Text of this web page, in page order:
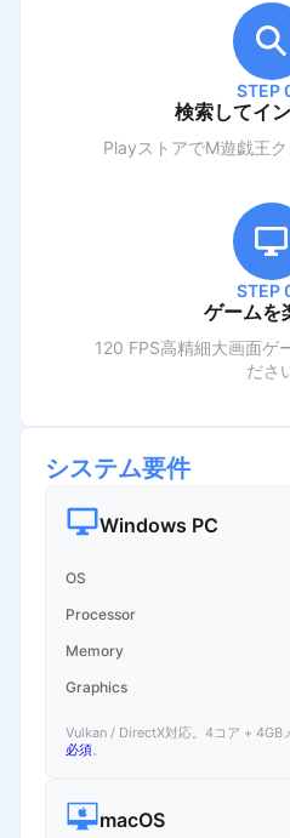
STEP
検索してイ
PlayストアでM遊戯王
STEP
ゲームを
120 FPS高精細大画面ゲ
ださ
システム要件
Windows PC
OS
Processor
Memory
Graphics
Vulkan / DirectX対応。4コア + 4GB
必須。
macOS